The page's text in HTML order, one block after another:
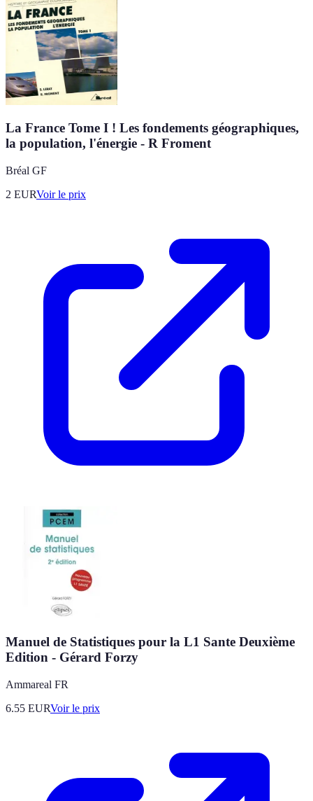
La France Tome I ! Les fondements géographiques,
la population, l'énergie - R Froment
Bréal GF
2 EURVoir le prix
Manuel de Statistiques pour la L1 Sante Deuxième
Edition - Gérard Forzy
Ammareal FR
6.55 EURVoir le prix